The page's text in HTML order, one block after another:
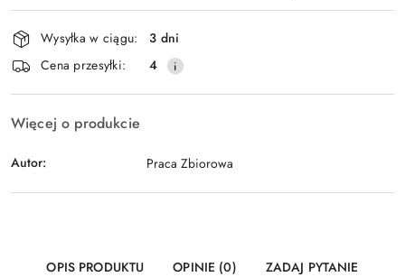
Wyślij
Dostępność
i
dostawa
Wysyłka w ciągu:
3 dni
Cena przesyłki:
4
Więcej o produkcie
Autor: Praca Zbiorowa
OPIS PRODUKTU OPINIE (0) ZADAJ PYTANIE